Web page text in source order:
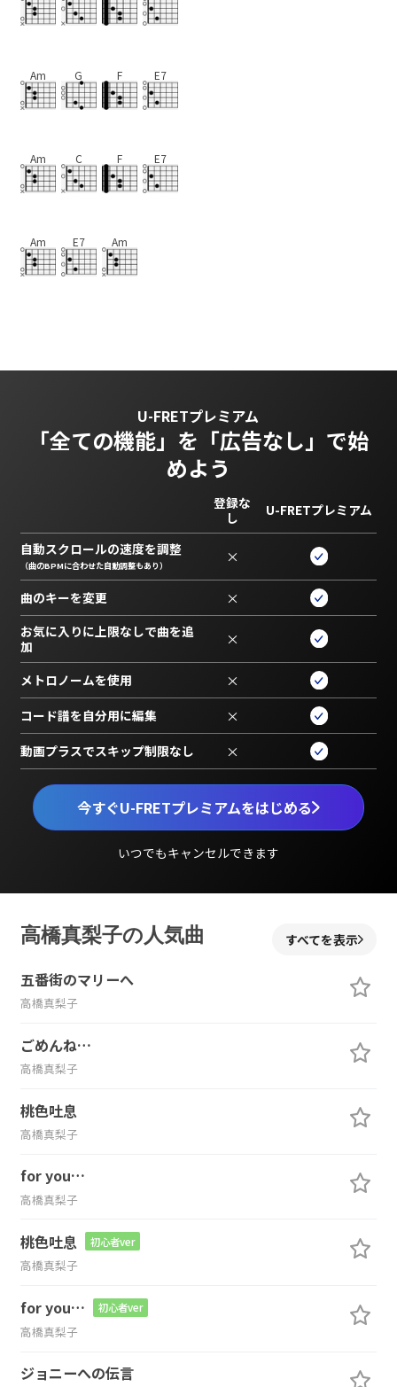
Am G F E7
Am C F E7
Am E7 Am
U-FRETプレミアム
「全ての機能」を 「広告なし」で始
めよう
今すぐU-FRETプレミアムをはじめる
いつでもキャンセルできます
登録な
し
U-FRETプレミアム
自動スクロールの速度を調整
（曲のBPMに合わせた自動調整もあり） ×
曲のキーを変更 ×
お気に入りに上限なしで曲を追
加
×
メトロノームを使用 ×
コード譜を自分用に編集 ×
動画プラスでスキップ制限なし ×
高橋真梨子の人気曲 すべてを表示
五番街のマリーへ
高橋真梨子
ごめんね…
高橋真梨子
桃色吐息
高橋真梨子
for you…
高橋真梨子
桃色吐息 初心者ver
高橋真梨子
for you… 初心者ver
高橋真梨子
ジョニーへの伝言